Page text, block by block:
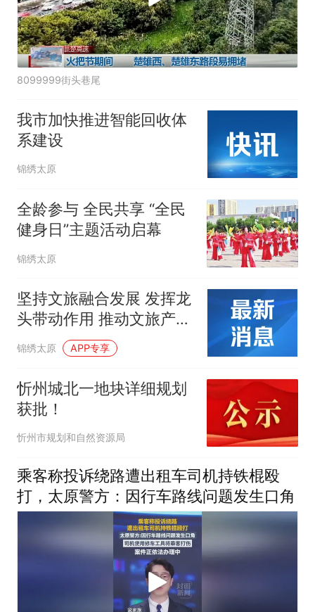
8099999街头巷尾
我市加快推进智能回收体
系建设
锦绣太原
全龄参与 全民共享 “全民
健身日”主题活动启幕
锦绣太原
坚持文旅融合发展 发挥龙
头带动作用 推动文旅产业
向支柱产业、民生产业、
幸福产业迈进
锦绣太原 APP专享
忻州城北一地块详细规划
获批！
忻州市规划和自然资源局
乘客称投诉绕路遭出租车司机持铁棍殴
打，太原警方：因行车路线问题发生口角